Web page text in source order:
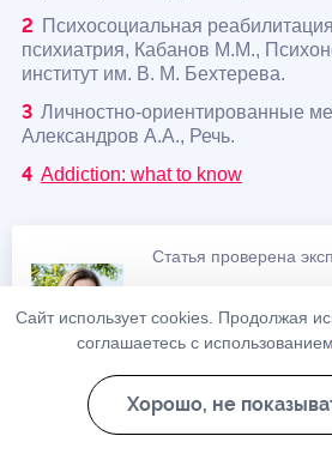
Психосоциальная
психиатрия, Кабанов М.М.,
институт им. В. М. Бехтерева.
Личностно-ориентированные
Александров А.А., Речь.
Addiction: what to know
Статья проверена
Селиванова
03.03.2025
Сайт использует cookies. Продолжая
соглашаетесь с использованием
Хорошо, не